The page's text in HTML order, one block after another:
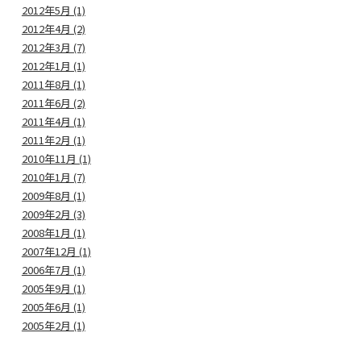
2012年5月 (1)
2012年4月 (2)
2012年3月 (7)
2012年1月 (1)
2011年8月 (1)
2011年6月 (2)
2011年4月 (1)
2011年2月 (1)
2010年11月 (1)
2010年1月 (7)
2009年8月 (1)
2009年2月 (3)
2008年1月 (1)
2007年12月 (1)
2006年7月 (1)
2005年9月 (1)
2005年6月 (1)
2005年2月 (1)